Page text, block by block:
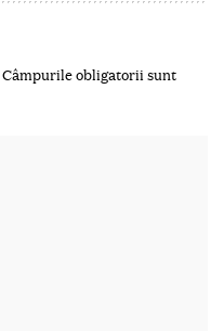
Câmpurile obligatorii sunt